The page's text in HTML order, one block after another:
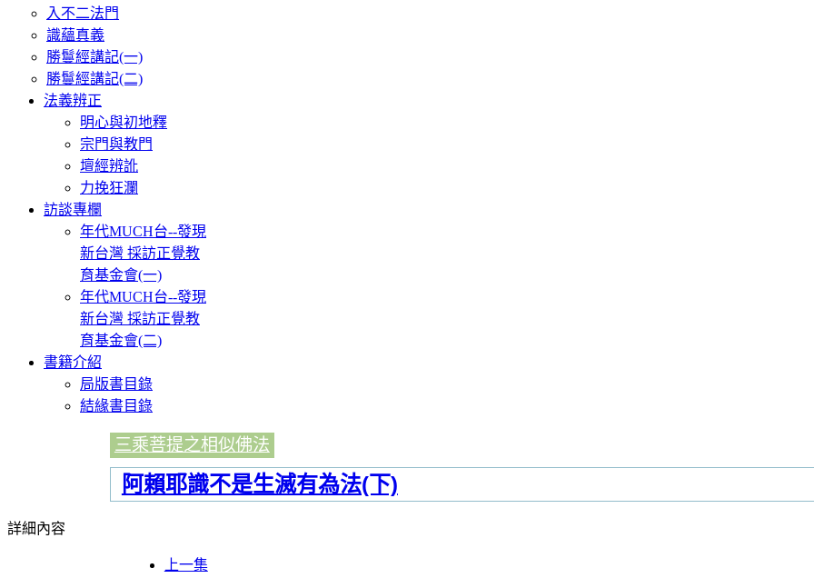
入不二法門
識蘊真義
勝鬘經講記(一)
勝鬘經講記(二)
法義辨正
明心與初地釋
宗門與教門
壇經辨訛
力挽狂瀾
訪談專欄
年代MUCH台--發現
新台灣 採訪正覺教
育基金會(一)
年代MUCH台--發現
新台灣 採訪正覺教
育基金會(二)
書籍介紹
局版書目錄
結緣書目錄
三乘菩提之相似佛法
阿賴耶識不是生滅有為法(下)
詳細內容
上一集